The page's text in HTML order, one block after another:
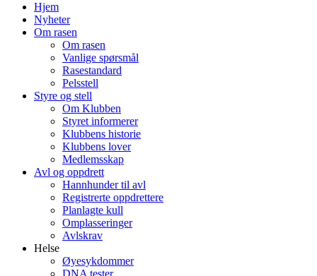
Hjem
Nyheter
Om rasen
Om rasen
Vanlige spørsmål
Rasestandard
Pelsstell
Styre og stell
Om Klubben
Styret informerer
Klubbens historie
Klubbens lover
Medlemsskap
Avl og oppdrett
Hannhunder til avl
Registrerte oppdrettere
Planlagte kull
Omplasseringer
Avlskrav
Helse
Øyesykdommer
DNA tester